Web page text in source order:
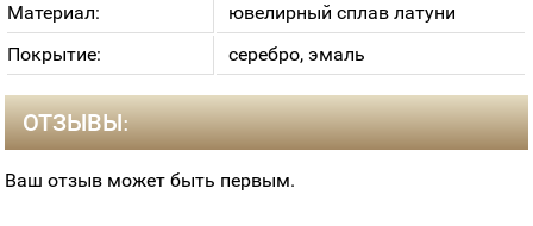
Материал:
ювелирный сплав латуни
Покрытие:
серебро, эмаль
ОТЗЫВЫ:
Ваш отзыв может быть первым.